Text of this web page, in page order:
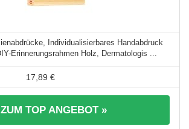
Individualisierbares Handabdruck
Erinnerungsrahmen Holz, Dermatologis ...
17,89 €
ZUM TOP ANGEBOT »